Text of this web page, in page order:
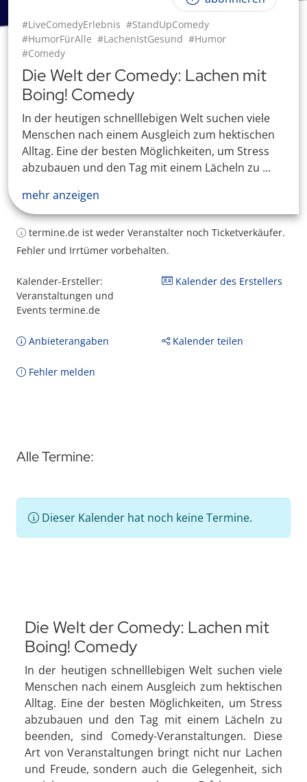
#LiveComedyErlebnis #StandUpComedy
#HumorFürAlle #LachenIstGesund #Humor
#Comedy
Die Welt der Comedy: Lachen mit
Boing! Comedy
In der heutigen schnelllebigen Welt suchen viele
Menschen nach einem Ausgleich zum hektischen
Alltag. Eine der besten Möglichkeiten, um Stress
abzubauen und den Tag mit einem Lächeln zu ...
mehr anzeigen
termine.de ist weder Veranstalter noch Ticketverkäufer.
Fehler und Irrtümer vorbehalten.
Kalender-Ersteller:
Veranstaltungen und
Events termine.de
Kalender des Erstellers
Anbieterangaben Kalender teilen
Fehler melden
Alle Termine:
Dieser Kalender hat noch keine Termine.
Die Welt der Comedy: Lachen mit
Boing! Comedy
In der heutigen schnelllebigen Welt suchen viele
Menschen nach einem Ausgleich zum hektischen
Alltag. Eine der besten Möglichkeiten, um Stress
abzubauen und den Tag mit einem Lächeln zu
beenden, sind Comedy-Veranstaltungen. Diese
Art von Veranstaltungen bringt nicht nur Lachen
und Freude, sondern auch die Gelegenheit, sich